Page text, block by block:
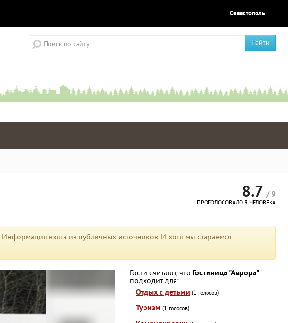
Севастополь
Найти
8.7 / 9
ПРОГОЛОСОВАЛО 3 ЧЕЛОВЕКА
взята из публичных источников. И хотя мы стараемся
Гости считают, что Гостиница "Аврора"
подходит для:
Отдых с детьми (1 голосов)
Туризм (1 голосов)